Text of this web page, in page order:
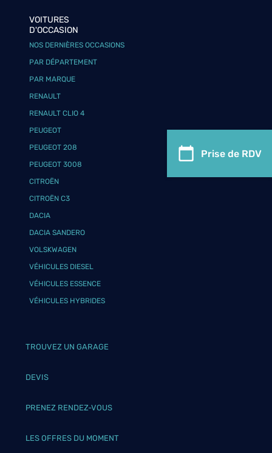
Prise de RDV
VOITURES
D'OCCASION
NOS DERNIÈRES OCCASIONS
PAR DÉPARTEMENT
PAR MARQUE
RENAULT
RENAULT CLIO 4
PEUGEOT
PEUGEOT 208
PEUGEOT 3008
CITROËN
CITROËN C3
DACIA
DACIA SANDERO
VOLSKWAGEN
VÉHICULES DIESEL
VÉHICULES ESSENCE
VÉHICULES HYBRIDES
TROUVEZ UN GARAGE
DEVIS
PRENEZ RENDEZ-VOUS
LES OFFRES DU MOMENT